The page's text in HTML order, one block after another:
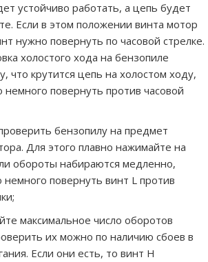
устойчиво работать, а цепь будет
Если в этом положении винта мотор
нужно повернуть по часовой стрелке.
холостого хода на бензопиле
что крутится цепь на холостом ходу,
немного повернуть против часовой
бензопилу на предмет
Для этого плавно нажимайте на
обороты набираются медленно,
повернуть винт L против
максимальное число оборотов
их можно по наличию сбоев в
Если они есть, то винт H